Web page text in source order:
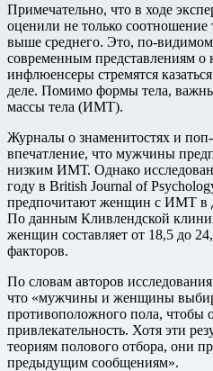
Примечательно, что в ходе
оценили не только соотношение
выше среднего. Это, по-
современным представлениям о
инфлюенсеры стремятся
деле. Помимо формы тела,
массы тела (ИМТ).
Журналы о знаменитостях и поп-
впечатление, что мужчины
низким ИМТ. Однако
году в British Journal of
предпочитают женщин с ИМТ в
По данным Кливлендской
женщин составляет от 18,5 до
факторов.
По словам авторов
что «мужчины и женщины
противоположного пола, чтобы
привлекательность. Хотя эти
теориям полового отбора, они
предыдущим сообщениям».